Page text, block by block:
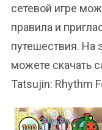
сетевой игре
правила и
путешествия. На
можете скачать
Tatsujin: Rhythm